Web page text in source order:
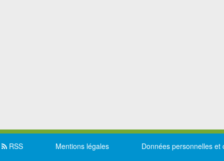
RSS Mentions légales Données personnelles et